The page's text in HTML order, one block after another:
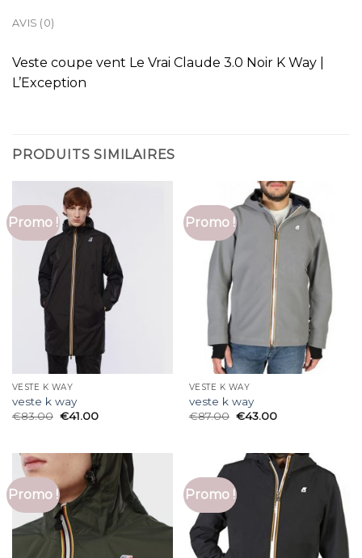
AVIS (0)
Veste coupe vent Le Vrai Claude 3.0 Noir K Way |
L’Exception
PRODUITS SIMILAIRES
Promo !
VESTE K WAY
veste k way
€83.00 €41.00
Promo !
VESTE K WAY
veste k way
€87.00 €43.00
Promo ! Promo !